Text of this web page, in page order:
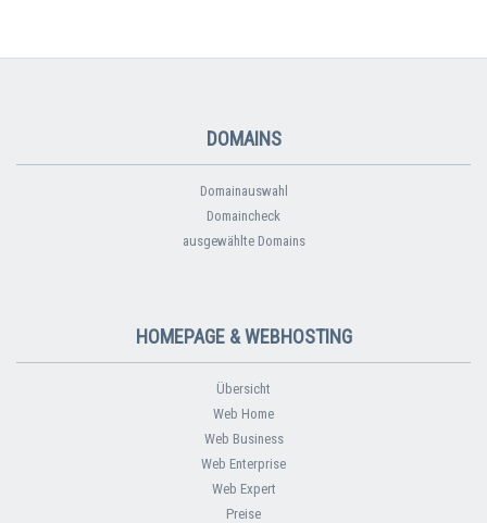
DOMAINS
Domainauswahl
Domaincheck
ausgewählte Domains
HOMEPAGE & WEBHOSTING
Übersicht
Web Home
Web Business
Web Enterprise
Web Expert
Preise